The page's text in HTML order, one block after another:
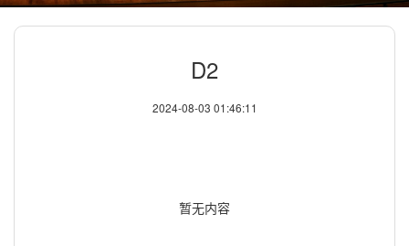
D2
2024-08-03 01:46:11
暂无内容